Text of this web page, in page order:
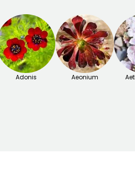
Adonis Aeonium